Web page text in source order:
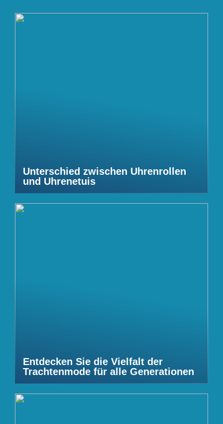
Unterschied zwischen Uhrenrollen
und Uhrenetuis
Entdecken Sie die Vielfalt der
Trachtenmode für alle Generationen